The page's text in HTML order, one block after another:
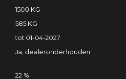
1500 KG
585 KG
tot 01-04-2027
Ja, dealeronderhouden
22 %